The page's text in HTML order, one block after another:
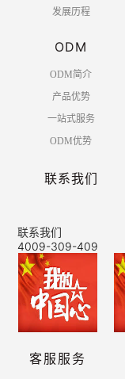
发展历程
ODM
ODM简介
产品优势
一站式服务
ODM优势
联系我们
联系我们
4009-309-409
客服服务